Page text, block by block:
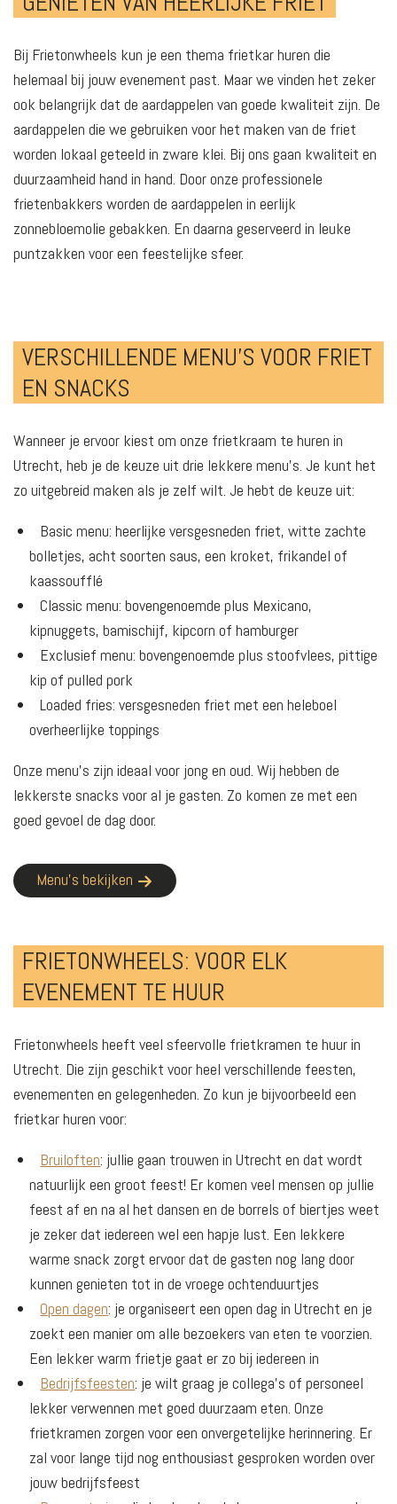
Bij Frietonwheels kun je een thema frietkar huren die
helemaal bij jouw evenement past. Maar we vinden het zeker
ook belangrijk dat de aardappelen van goede kwaliteit zijn. De
aardappelen die we gebruiken voor het maken van de friet
worden lokaal geteeld in zware klei. Bij ons gaan kwaliteit en
duurzaamheid hand in hand. Door onze professionele
frietenbakkers worden de aardappelen in eerlijk
zonnebloemolie gebakken. En daarna geserveerd in leuke
puntzakken voor een feestelijke sfeer.
VERSCHILLENDE MENU’S VOOR FRIET
EN SNACKS
Wanneer je ervoor kiest om onze frietkraam te huren in
Utrecht, heb je de keuze uit drie lekkere menu’s. Je kunt het
zo uitgebreid maken als je zelf wilt. Je hebt de keuze uit:
Basic menu: heerlijke versgesneden friet, witte zachte
bolletjes, acht soorten saus, een kroket, frikandel of
kaassoufflé
Classic menu: bovengenoemde plus Mexicano,
kipnuggets, bamischijf, kipcorn of hamburger
Exclusief menu: bovengenoemde plus stoofvlees, pittige
kip of pulled pork
Loaded fries: versgesneden friet met een heleboel
overheerlijke toppings
Onze menu’s zijn ideaal voor jong en oud. Wij hebben de
lekkerste snacks voor al je gasten. Zo komen ze met een
goed gevoel de dag door.
Menu’s bekijken
FRIETONWHEELS: VOOR ELK
EVENEMENT TE HUUR
Frietonwheels heeft veel sfeervolle frietkramen te huur in
Utrecht. Die zijn geschikt voor heel verschillende feesten,
evenementen en gelegenheden. Zo kun je bijvoorbeeld een
frietkar huren voor:
Bruiloften: jullie gaan trouwen in Utrecht en dat wordt
natuurlijk een groot feest! Er komen veel mensen op jullie
feest af en na al het dansen en de borrels of biertjes weet
je zeker dat iedereen wel een hapje lust. Een lekkere
warme snack zorgt ervoor dat de gasten nog lang door
kunnen genieten tot in de vroege ochtenduurtjes
Open dagen: je organiseert een open dag in Utrecht en je
zoekt een manier om alle bezoekers van eten te voorzien.
Een lekker warm frietje gaat er zo bij iedereen in
Bedrijfsfeesten: je wilt graag je collega’s of personeel
lekker verwennen met goed duurzaam eten. Onze
frietkramen zorgen voor een onvergetelijke herinnering. Er
zal voor lange tijd nog enthousiast gesproken worden over
jouw bedrijfsfeest